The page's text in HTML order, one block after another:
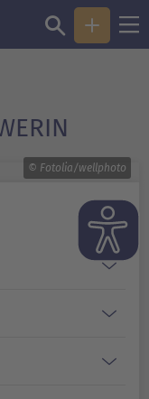
© Fotolia/wellphoto